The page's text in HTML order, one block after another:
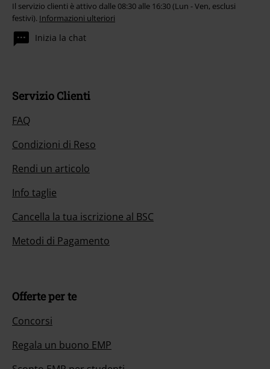
Il servizio clienti è attivo dalle 08:30 alle 16:30 (Lun - Ven, esclusi
festivi). Informazioni ulteriori
Inizia la chat
Servizio Clienti
FAQ
Condizioni di Reso
Rendi un articolo
Info taglie
Cancella la tua iscrizione al BSC
Metodi di Pagamento
Offerte per te
Concorsi
Regala un buono EMP